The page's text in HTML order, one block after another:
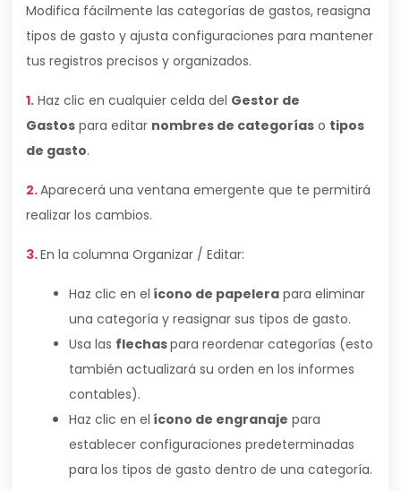
Modifica fácilmente las categorías de gastos, reasigna
tipos de gasto y ajusta configuraciones para mantener
tus registros precisos y organizados.
1. Haz clic en cualquier celda del Gestor de
Gastos para editar nombres de categorías o tipos
de gasto.
2.Aparecerá una ventana emergente que te permitirá
realizar los cambios.
3.En la columna Organizar / Editar:
Haz clic en el ícono de papelera para eliminar
una categoría y reasignar sus tipos de gasto.
Usa las flechaspara reordenar categorías (esto
también actualizará su orden en los informes
contables).
Haz clic en el ícono de engranaje para
establecer configuraciones predeterminadas
para los tipos de gasto dentro de una categoría.